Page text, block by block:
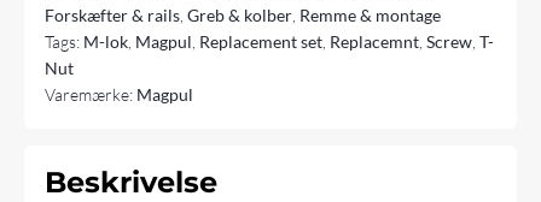
Forskæfter & rails ,Greb & kolber Remme & montage
Tags: M-lok Magpul Replacement set Replacemnt ,Screw ,T-
Nut
Varemærke: Magpul
Beskrivelse